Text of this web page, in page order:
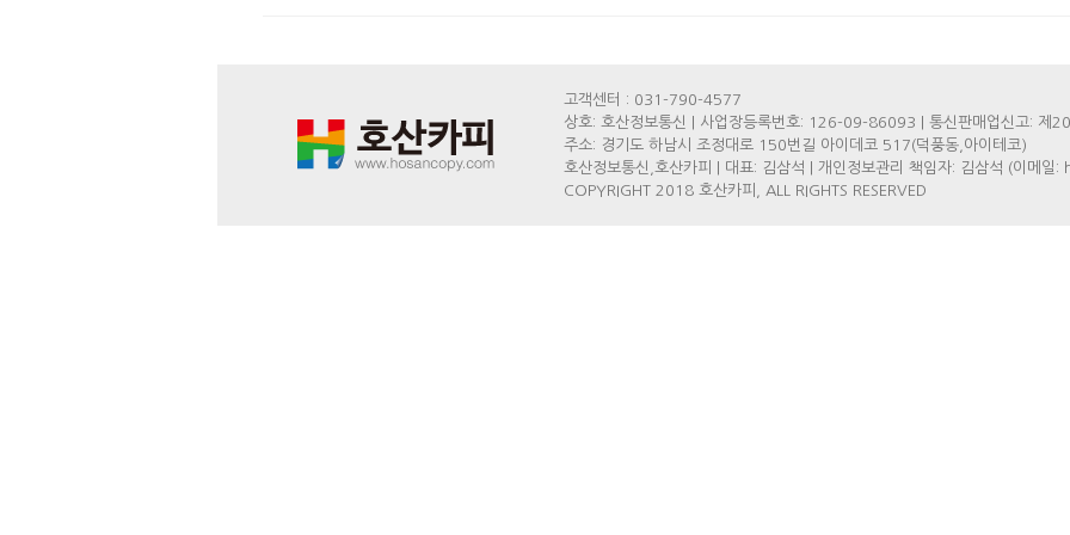
고객센터 : 031-790-4577
상호: 호산정보통신 | 사업장등록번호: 126-09-86093 | 통신판매업신고: 제
주소: 경기도 하남시 조정대로 150번길 아이데코 517(덕풍동,아이테코)
호산정보통신,호산카피 | 대표: 김삼석 | 개인정보관리 책임자: 김삼석 (이메
COPYRIGHT 2018 호산카피, ALL RIGHTS RESERVED